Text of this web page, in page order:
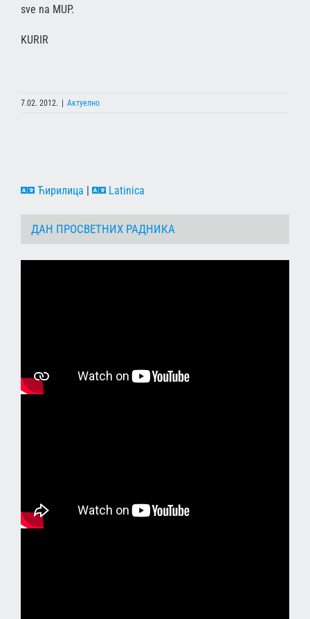
sve na MUP.
KURIR
7.02. 2012. | Актуелно
Ћирилица | Latinica
ДАН ПРОСВЕТНИХ РАДНИКА